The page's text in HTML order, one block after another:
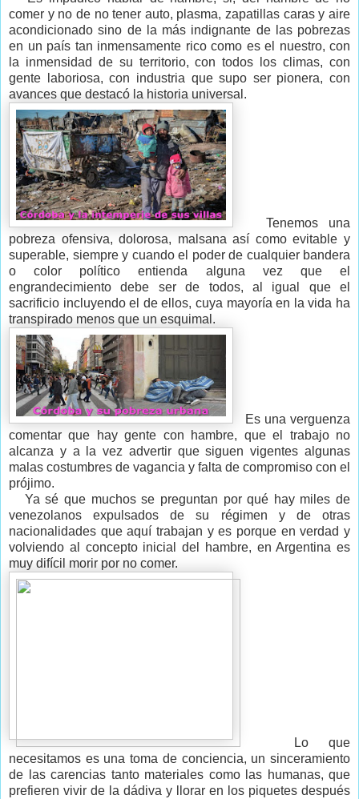
comer y no de no tener auto, plasma, zapatillas caras y aire
acondicionado sino de la más indignante de las pobrezas
en un país tan inmensamente rico como es el nuestro, con
la inmensidad de su territorio, con todos los climas, con
gente laboriosa, con industria que supo ser pionera, con
avances que destacó la historia universal.
Tenemos una
pobreza ofensiva, dolorosa, malsana así como evitable y
superable, siempre y cuando el poder de cualquier bandera
o color político entienda alguna vez que el
engrandecimiento debe ser de todos, al igual que el
sacrificio incluyendo el de ellos, cuya mayoría en la vida ha
transpirado menos que un esquimal.
Es una verguenza
comentar que hay gente con hambre, que el trabajo no
alcanza y a la vez advertir que siguen vigentes algunas
malas costumbres de vagancia y falta de compromiso con el
prójimo.
Ya sé que muchos se preguntan por qué hay miles de
venezolanos expulsados de su régimen y de otras
nacionalidades que aquí trabajan y es porque en verdad y
volviendo al concepto inicial del hambre, en Argentina es
muy difícil morir por no comer.
Lo que
necesitamos es una toma de conciencia, un sinceramiento
de las carencias tanto materiales como las humanas, que
prefieren vivir de la dádiva y llorar en los piquetes después